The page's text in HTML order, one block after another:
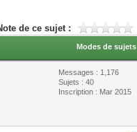
de ce sujet :
Modes de sujets
Messages : 1,176
Sujets : 40
Inscription : Mar 2015